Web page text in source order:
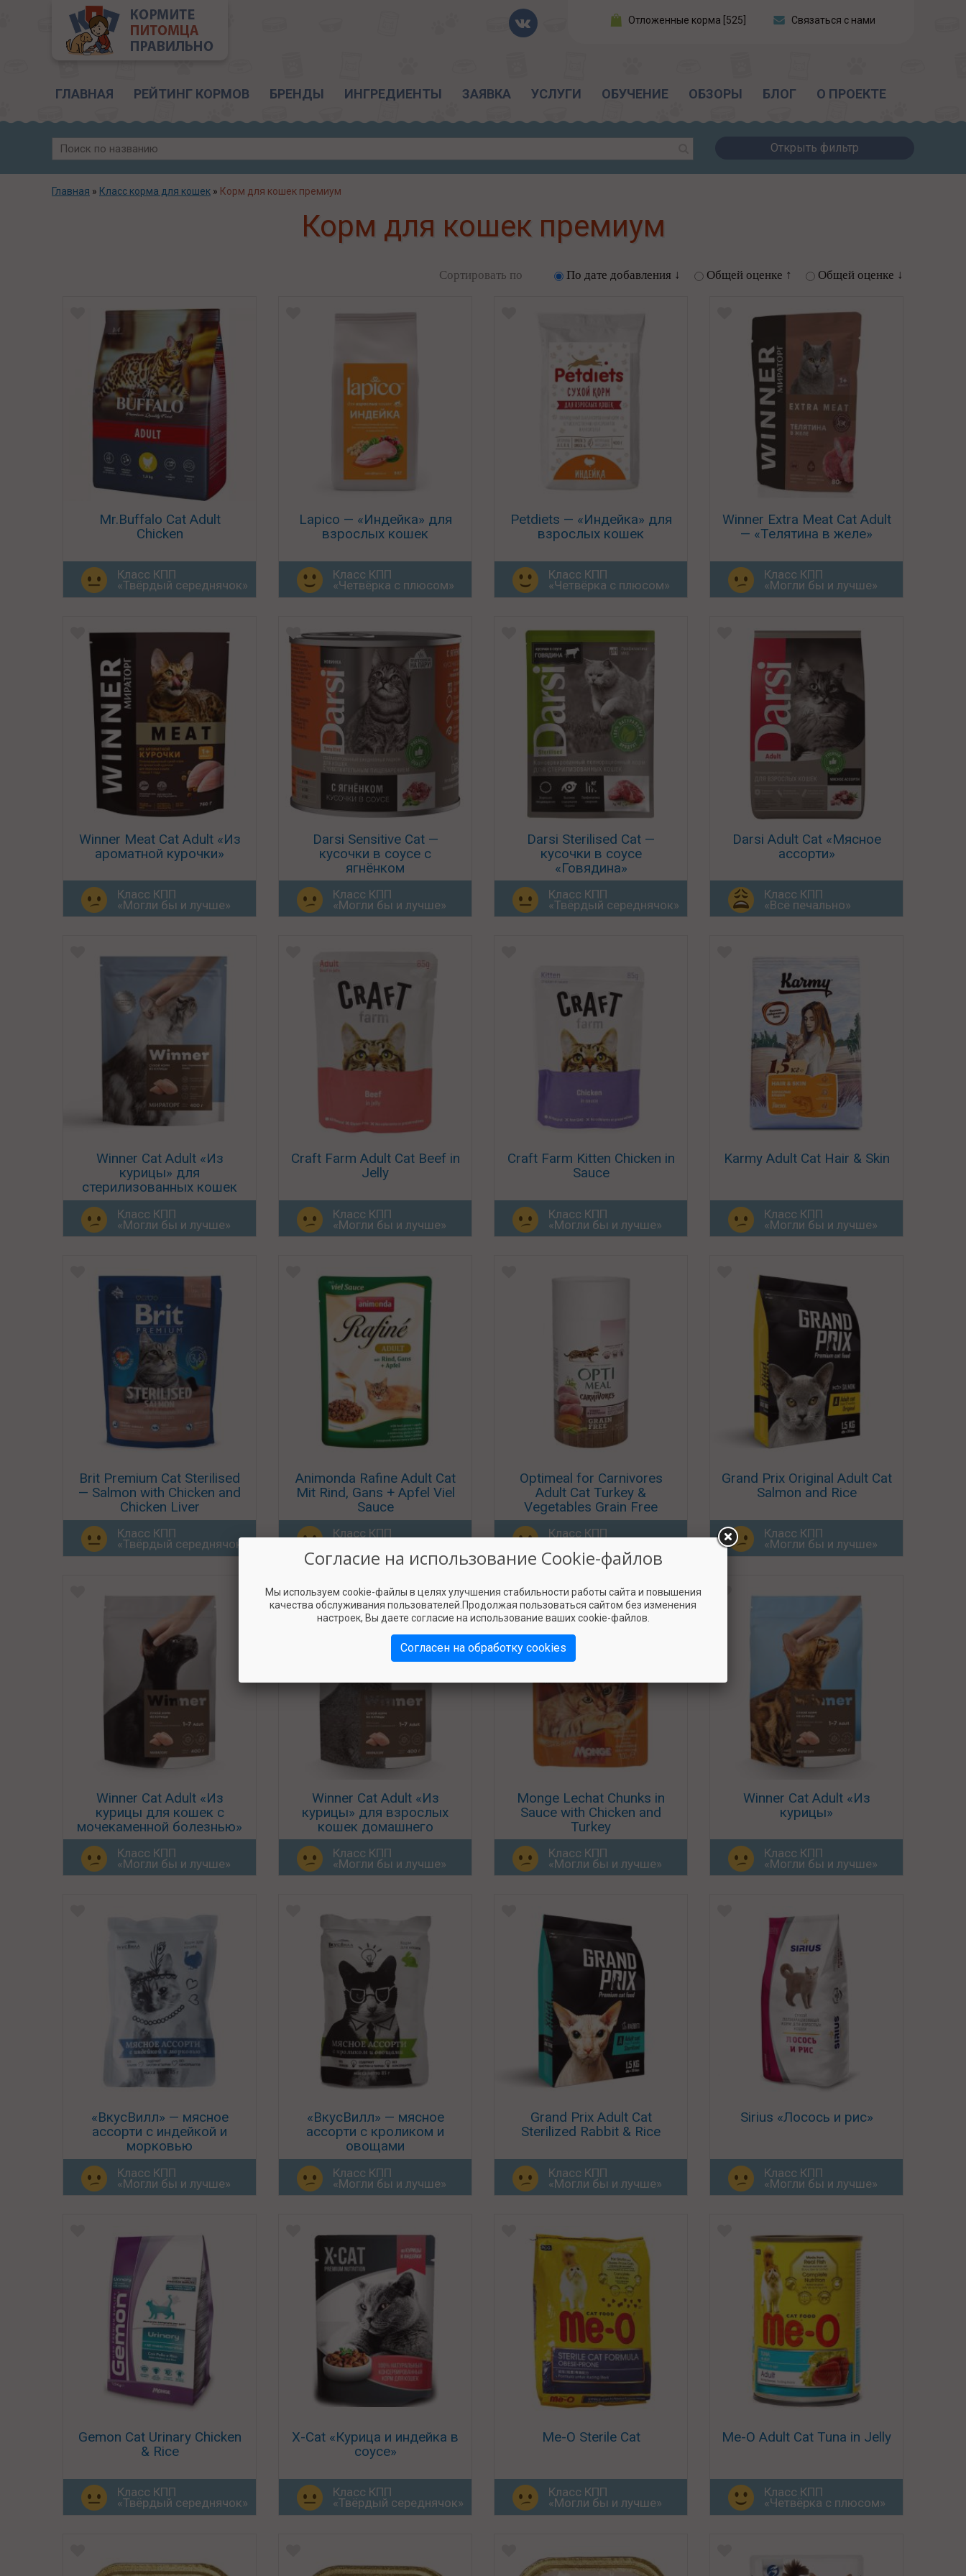
Отложенные корма [525] Связаться с нами
ГЛАВНАЯ РЕЙТИНГ КОРМОВ БРЕНДЫ ИНГРЕДИЕНТЫ ЗАЯВКА УСЛУГИ ОБУЧЕНИЕ ОБЗОРЫ БЛОГ О ПРОЕКТЕ
Открыть фильтр
Главная » Класс корма для кошек » Корм для кошек премиум
Корм для кошек премиум
Сортировать по По дате добавления ↓ Общей оценке ↑ Общей оценке ↓
Mr.Buffalo Cat Adult
Chicken
Класс КПП
«Твёрдый середнячок»
Lapico — «Индейка» для
взрослых кошек
Класс КПП
«Четвёрка с плюсом»
Petdiets — «Индейка» для
взрослых кошек
Класс КПП
«Четвёрка с плюсом»
Winner Extra Meat Cat Adult
— «Телятина в желе»
Класс КПП
«Могли бы и лучше»
Winner Meat Cat Adult «Из
ароматной курочки»
Класс КПП
«Могли бы и лучше»
Darsi Sensitive Cat —
кусочки в соусе с
ягнёнком
Класс КПП
«Могли бы и лучше»
Darsi Sterilised Cat —
кусочки в соусе
«Говядина»
Класс КПП
«Твёрдый середнячок»
Darsi Adult Cat «Мясное
ассорти»
Класс КПП
«Всё печально»
Winner Cat Adult «Из
курицы» для
стерилизованных кошек
Класс КПП
«Могли бы и лучше»
Craft Farm Adult Cat Beef in
Jelly
Класс КПП
«Могли бы и лучше»
Craft Farm Kitten Chicken in
Sauce
Класс КПП
«Могли бы и лучше»
Karmy Adult Cat Hair & Skin
Класс КПП
«Могли бы и лучше»
Brit Premium Cat Sterilised
— Salmon with Chicken and
Chicken Liver
Класс КПП
«Твёрдый середнячок»
Animonda Rafine Adult Cat
Mit Rind, Gans + Apfel Viel
Sauce
Класс КПП
Optimeal for Carnivores
Adult Cat Turkey &
Vegetables Grain Free
Класс КПП
Grand Prix Original Adult Cat
Salmon and Rice
Класс КПП
«Могли бы и лучше»
Winner Cat Adult «Из
курицы для кошек с
мочекаменной болезнью»
Класс КПП
«Могли бы и лучше»
Winner Cat Adult «Из
курицы» для взрослых
кошек домашнего
содержания
Класс КПП
«Могли бы и лучше»
Monge Lechat Chunks in
Sauce with Chicken and
Turkey
Класс КПП
«Могли бы и лучше»
Winner Cat Adult «Из
курицы»
Класс КПП
«Могли бы и лучше»
«ВкусВилл» — мясное
ассорти с индейкой и
морковью
Класс КПП
«Могли бы и лучше»
«ВкусВилл» — мясное
ассорти с кроликом и
овощами
Класс КПП
«Могли бы и лучше»
Grand Prix Adult Cat
Sterilized Rabbit & Rice
Класс КПП
«Могли бы и лучше»
Sirius «Лосось и рис»
Класс КПП
«Могли бы и лучше»
Gemon Cat Urinary Chicken
& Rice
Класс КПП
«Твёрдый середнячок»
X-Cat «Курица и индейка в
соусе»
Класс КПП
«Твёрдый середнячок»
Me-O Sterile Cat
Класс КПП
«Могли бы и лучше»
Me-O Adult Cat Tuna in Jelly
Класс КПП
«Четвёрка с плюсом»
Согласие на использование Cookie-файлов
Мы используем cookie-файлы в целях улучшения стабильности работы сайта и повышения
качества обслуживания пользователей.Продолжая пользоваться сайтом без изменения
настроек, Вы даете согласие на использование ваших cookie-файлов.
Согласен на обработку cookies